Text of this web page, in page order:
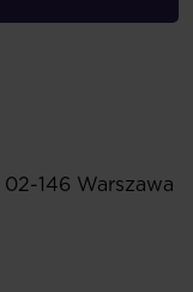
02-146 Warszawa